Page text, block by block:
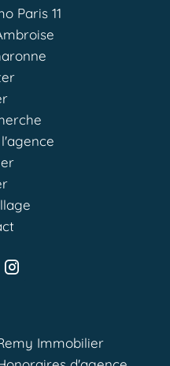
Paris 11
Immobilier